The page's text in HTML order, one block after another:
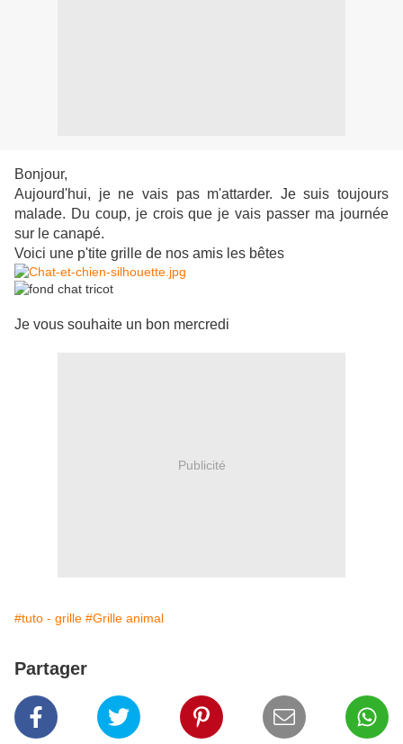
Bonjour,
Aujourd'hui, je ne vais pas m'attarder. Je suis toujours
malade. Du coup, je crois que je vais passer ma journée
sur le canapé.
Voici une p'tite grille de nos amis les bêtes
Je vous souhaite un bon mercredi
Publicité
#tuto - grille #Grille animal
Partager